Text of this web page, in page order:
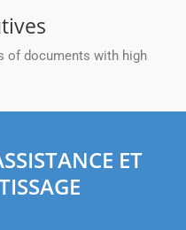
of documents with high
ET